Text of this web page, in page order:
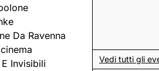
Da Ravenna
Invisibili
Vedi tutti gli